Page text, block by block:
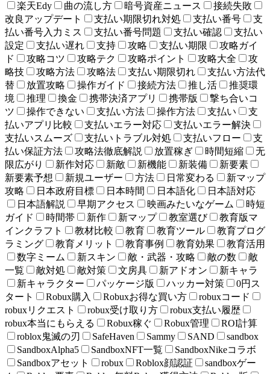
楽天Edy
曲の流し方 暗号資産ニュース
接続失敗
改良アップデート
支払い期限切れ対処 支払い番号
支
払い番号入力ミス
支払い番号問題 支払い確認
支払い
設定
支払い遅れ 支持 攻略 支払い期限
攻略ガイ
ド
攻略コツ 攻略テク 攻略ポイント 攻略大全
攻
略技
攻略方法 攻略法 支払い期限切れ
支払い方法代
替
放置攻略 操作ガイド 接続方法 推し活
推奨環
境
推理 換金 携帯決済アプリ 携帯版
撃ち合いコ
ツ
操作できない 支払い方法 操作方法 支払い
支
払いアプリ比較
支払いエラー対応
支払いエラー解決
支払いスムーズ
支払いトラブル対処 支払いフロー
支
払い保証方法
攻略法徹底解説 放置稼ぎ 時間短縮
无
限広がり
新作対応 新敵 新機能 新装備
新要素
新要素予想
新規ユーザー 方法 日常変わる
新マップ
攻略
日本政府目標 日本時間 日本語化
日本語対応
日本語解説
早期アクセス 映画みたいなゲーム
時短
ガイド
時間帯 新作 新マップ 教室選び
教育版マ
インクラフト
教材比較 教育 教育ツール
教育プログ
ラミング
教育メリット 教育事例 教育効果
教育活用
数字ミーム
新スキン 敵・武器・攻略 敵の数
敵
一覧
敵対処 敵対策 文房具 新アドオン
新キャラ
新キャラクター
パッケージ版 ハッカー対策
0円ス
タート
Robux購入 Robuxお得な買い方
robuxコード
robuxリクエスト
robux受け取り方
robux支払い履歴
robux本当にもらえる
Robux稼ぐ Robux管理
ROI計算
roblox鬼滅の刃
SafeHaven Sammy SAND
sandbox
SandboxAlpha5
SandboxNFT一覧
SandboxNikeコラボ
Sandboxアセット
robux Roblox顔認証
sandboxゲー